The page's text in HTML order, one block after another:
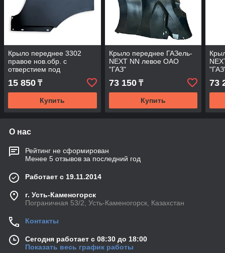
Крыло переднее 3302
правое нов.обр. с
отверстием под
повторитель ОАО "ГАЗ"
15 850 ₸
Купить
Крыло переднее ГАЗель-
NEXT NN левое ОАО
"ГАЗ"
73 150₸
Купить
73
О нас
Рейтинг не сформирован
Менее 5 отзывов за последний год
Работает с 19.11.2014
г. Усть-Каменогорск
Пограничная 53/2, Усть-Каменогорск, Казахстан
Контакты
Сегодня работает с 08:30 до 18:00
Показать весь график работы